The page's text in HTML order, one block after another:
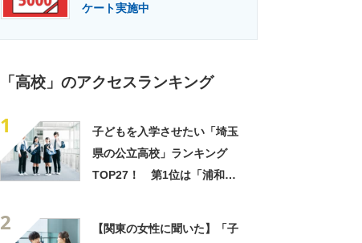
ケート実施中
「高校」のアクセスランキング
1
子どもを入学させたい「埼玉
県の公立高校」ランキング
TOP27！ 第1位は「浦和高
2
【関東の女性に聞いた】「子